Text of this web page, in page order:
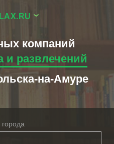
компаний
и развлечений
на-Амуре